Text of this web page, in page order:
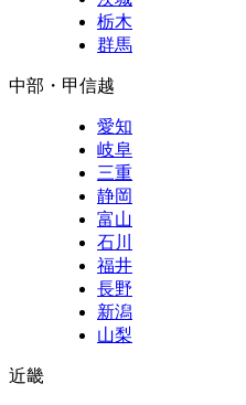
栃木
群馬
中部・甲信越
愛知
岐阜
三重
静岡
富山
石川
福井
長野
新潟
山梨
近畿